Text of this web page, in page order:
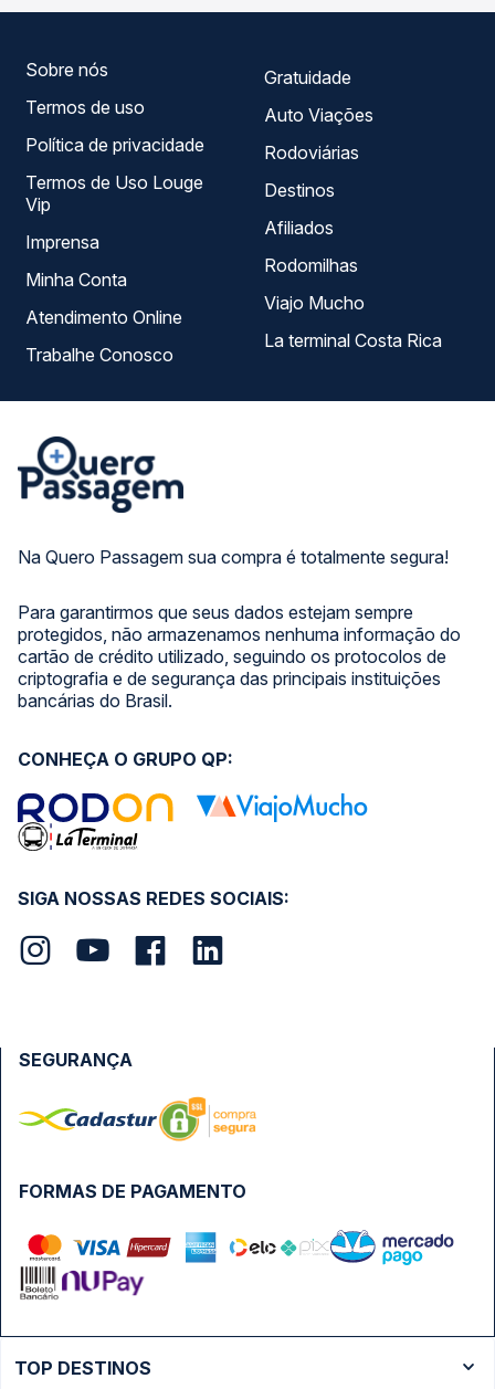
Na Quero Passagem sua compra é totalmente segura!
Para garantirmos que seus dados estejam sempre
protegidos, não armazenamos nenhuma informação do
cartão de crédito utilizado, seguindo os protocolos de
criptografia e de segurança das principais instituições
bancárias do Brasil.
Sobre nós
Termos de uso
Política de privacidade
Termos de Uso Louge
Vip
Imprensa
Minha Conta
Atendimento Online
Trabalhe Conosco
Gratuidade
Auto Viações
Rodoviárias
Destinos
Afiliados
Rodomilhas
Viajo Mucho
La terminal Costa Rica
SIGA NOSSAS REDES SOCIAIS:
CONHEÇA O GRUPO QP:
FORMAS DE PAGAMENTO
SEGURANÇA
TOP DESTINOS